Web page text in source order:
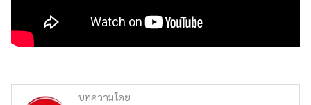
บทความโดย